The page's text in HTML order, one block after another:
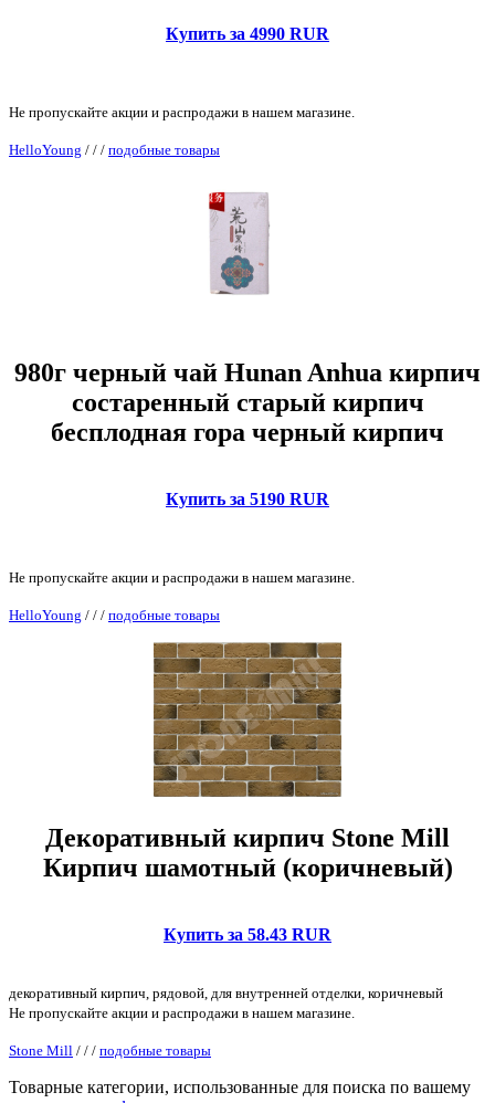
Купить за 4990 RUR
Не пропускайте акции и распродажи в нашем магазине.
HelloYoung / / / подобные товары
980г черный чай Hunan Anhua кирпич
состаренный старый кирпич
бесплодная гора черный кирпич
Купить за 5190 RUR
Не пропускайте акции и распродажи в нашем магазине.
HelloYoung / / / подобные товары
Декоративный кирпич Stone Mill
Кирпич шамотный (коричневый)
Купить за 58.43 RUR
декоративный кирпич, рядовой, для внутренней отделки, коричневый
Не пропускайте акции и распродажи в нашем магазине.
Stone Mill / / / подобные товары
Товарные категории, использованные для поиска по вашему